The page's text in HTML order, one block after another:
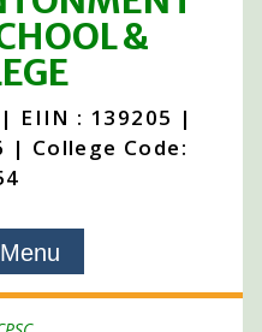
&
EIIN : 139205 |
| College Code:
Menu